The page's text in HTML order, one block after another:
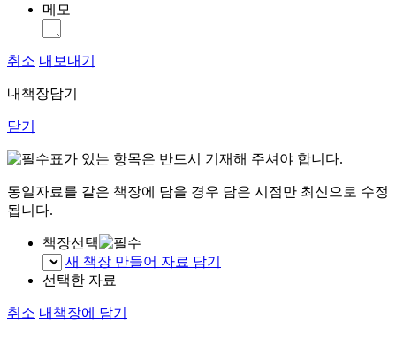
메모
취소 내보내기
내책장담기
닫기
표가 있는 항목은 반드시 기재해 주셔야 합니다.
동일자료를 같은 책장에 담을 경우 담은 시점만 최신으로 수정
됩니다.
책장선택
새 책장 만들어 자료 담기
선택한 자료
취소 내책장에 담기